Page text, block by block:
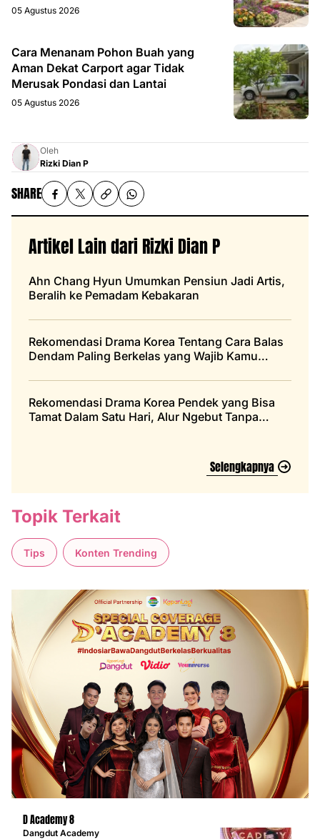
05 Agustus 2026
Cara Menanam Pohon Buah yang
Aman Dekat Carport agar Tidak
Merusak Pondasi dan Lantai
05 Agustus 2026
Oleh
Rizki Dian P
SHARE
Artikel Lain dari Rizki Dian P
Ahn Chang Hyun Umumkan Pensiun Jadi Artis,
Beralih ke Pemadam Kebakaran
Rekomendasi Drama Korea Tentang Cara Balas
Dendam Paling Berkelas yang Wajib Kamu
Rekomendasi Drama Korea Pendek yang Bisa
Tamat Dalam Satu Hari, Alur Ngebut Tanpa
Selengkapnya
Topik Terkait
Tips Konten Trending
D Academy 8
Dangdut Academy